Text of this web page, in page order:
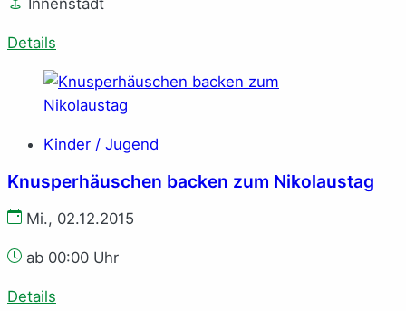
Innenstadt
Details
Kinder / Jugend
Knusperhäuschen backen zum Nikolaustag
Mi., 02.12.2015
ab 00:00 Uhr
Details